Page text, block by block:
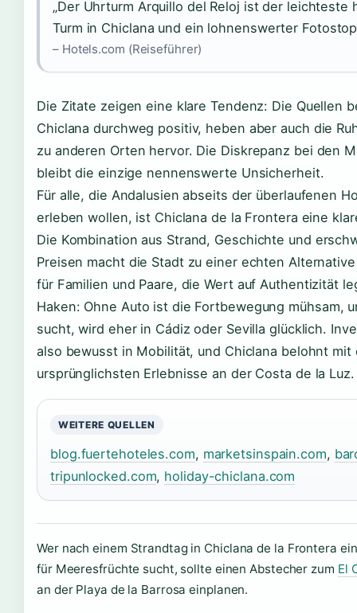
„Der Uhrturm Arquillo del Reloj ist der leichteste
Turm in Chiclana und ein lohnenswerter
– Hotels.com (Reiseführer)
Die Zitate zeigen eine klare Tendenz: Die Quellen
Chiclana durchweg positiv, heben aber auch die
zu anderen Orten hervor. Die Diskrepanz bei den
bleibt die einzige nennenswerte Unsicherheit.
Für alle, die Andalusien abseits der überlaufenen
erleben wollen, ist Chiclana de la Frontera eine
Die Kombination aus Strand, Geschichte und
Preisen macht die Stadt zu einer echten
für Familien und Paare, die Wert auf Authentizität
Haken: Ohne Auto ist die Fortbewegung mühsam,
sucht, wird eher in Cádiz oder Sevilla glücklich.
also bewusst in Mobilität, und Chiclana belohnt mit
ursprünglichsten Erlebnisse an der Costa de la Luz.
WEITERE QUELLEN
blog.fuertehoteles.com, marketsinspain.com,
tripunlocked.com, holiday-chiclana.com
Wer nach einem Strandtag in Chiclana de la Frontera
für Meeresfrüchte sucht, sollte einen Abstecher zum El
an der Playa de la Barrosa einplanen.